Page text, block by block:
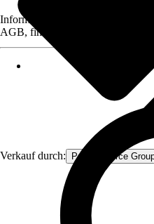
Verkauf durch: Procommerce
Informationen des Verkäufers,
AGB, finden Sie bei Klick auf den